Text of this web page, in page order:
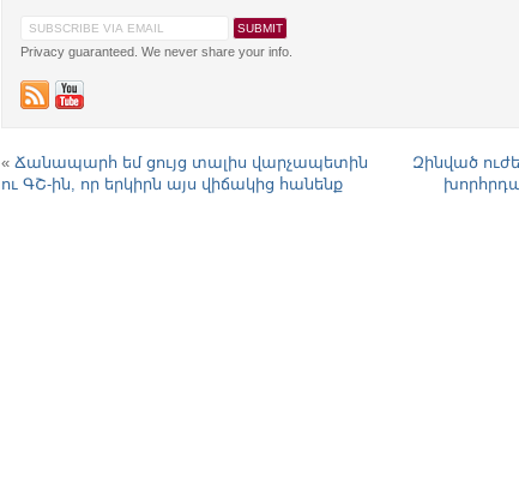
Privacy guaranteed. We never share your info.
« Ճանապարհ եմ ցույց տալիս վարչապետին
ու ԳՇ-ին, որ երկիրն այս վիճակից հանենք
Զինված